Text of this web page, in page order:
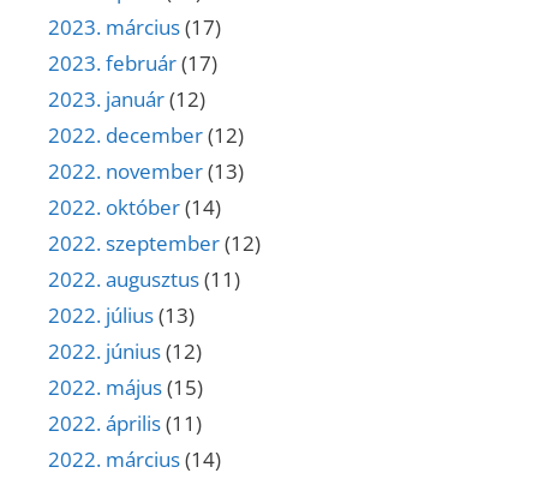
2023. március(17)
2023. február(17)
2023. január(12)
2022. december(12)
2022. november(13)
2022. október(14)
2022. szeptember(12)
2022. augusztus(11)
2022. július(13)
2022. június(12)
2022. május(15)
2022. április(11)
2022. március(14)